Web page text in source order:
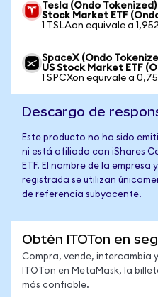
Tesla (Ondo
Stock Market ETF
1 TSLAon equivale a
SpaceX (Ondo
US Stock Market ETF
1 SPCXon equivale a
Descargo de
Este producto no ha sido
ni está afiliado con iShares
ETF. El nombre de la
registrada se utilizan
de referencia subyacente.
Obtén ITOTon en
Compra, vende, intercambia
ITOTon en MetaMask, la
más confiable.